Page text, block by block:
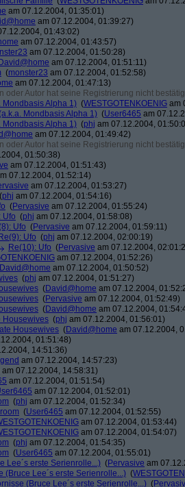
am 07.12.2004, 01:35:01)
am 07.12.2004, 01:39:27)
01:43:02)
am 07.12.2004, 01:43:57)
am 07.12.2004, 01:50:28)
David@home am 07.12.2004, 01:51:11)
(monster23 am 07.12.2004, 01:52:58)
am 07.12.2004, 01:47:13)
oder Autor hat seine Registrierung nicht
Mondbasis Alpha 1) (WESTGOTENKOENIG am
Mondbasis Alpha 1) (User6465 am
Mondbasis Alpha 1) (phj am 07.12.2004,
am 07.12.2004, 01:49:42)
oder Autor hat seine Registrierung nicht
01:50:38)
am 07.12.2004, 01:51:43)
07.12.2004, 01:52:14)
am 07.12.2004, 01:53:27)
(phj am 07.12.2004, 01:54:16)
(Pervasive am 07.12.2004, 01:55:24)
Ufo (phj am 07.12.2004, 01:58:08)
Ufo (Pervasive am 07.12.2004, 01:59:11)
Re(9): Ufo (phj am 07.12.2004, 02:00:19)
Re(10): Ufo (Pervasive am 07.12.2004,
am 07.12.2004, 01:52:26)
David@home am 07.12.2004, 01:50:52)
(phj am 07.12.2004, 01:51:27)
(David@home am 07.12.2004,
(Pervasive am 07.12.2004, 01:52:49)
(David@home am 07.12.2004,
Housewives (phj am 07.12.2004, 01:56:01)
Housewives (David@home am 07.12.2004,
01:51:48)
14:51:36)
am 07.12.2004, 14:57:23)
am 07.12.2004, 14:58:31)
am 07.12.2004, 01:51:54)
am 07.12.2004, 01:52:01)
(phj am 07.12.2004, 01:52:34)
(User6465 am 07.12.2004, 01:52:55)
am 07.12.2004, 01:53:44)
am 07.12.2004, 01:54:07)
(phj am 07.12.2004, 01:54:35)
(User6465 am 07.12.2004, 01:55:01)
Lee´s erste Serienrolle...) (Pervasive am
(Bruce Lee´s erste Serienrolle...) (
(Bruce Lee´s erste Serienrolle...) (